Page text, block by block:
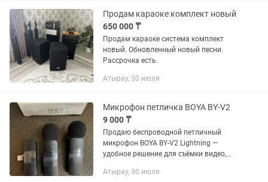
Продам караоке комплект новый
650 000 ₸
Продам караоке система комплект
новый. Обновленный новый песни.
Рассрочка есть.
Атырау, 30 июля
Микрофон петличка BOYA BY-V2
9 000 ₸
Продаю беспроводной петличный
микрофон BOYA BY-V2 Lightning —
удобное решение для съёмки видео,
повседневного контента на iPhone. 📦
Атырау, 30 июля